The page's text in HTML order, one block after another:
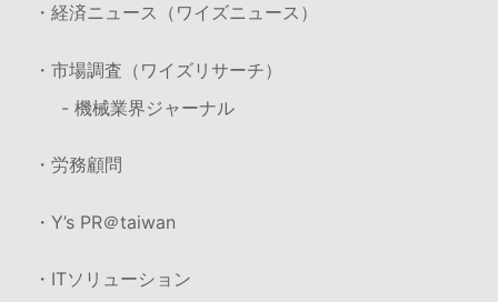
・経済ニュース（ワイズニュース）
・市場調査（ワイズリサーチ）
- 機械業界ジャーナル
・労務顧問
・Y’s PR＠taiwan
・ITソリューション